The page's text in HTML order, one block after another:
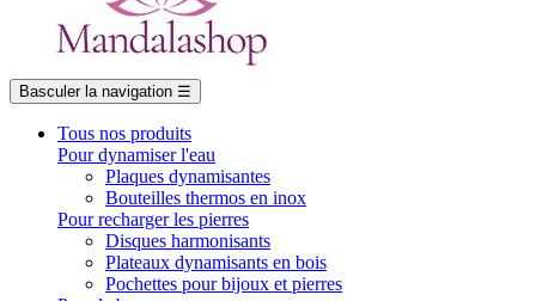
Basculer la navigation ☰
Tous nos produits
Pour dynamiser l'eau
Plaques dynamisantes
Bouteilles thermos en inox
Pour recharger les pierres
Disques harmonisants
Plateaux dynamisants en bois
Pochettes pour bijoux et pierres